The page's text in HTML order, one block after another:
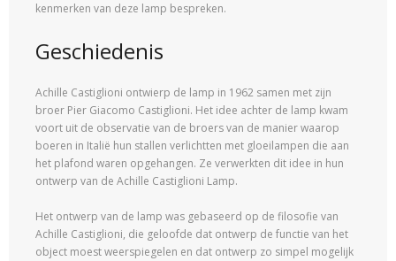
kenmerken van deze lamp bespreken.
Geschiedenis
Achille Castiglioni ontwierp de lamp in 1962 samen met zijn
broer Pier Giacomo Castiglioni. Het idee achter de lamp kwam
voort uit de observatie van de broers van de manier waarop
boeren in Italië hun stallen verlichtten met gloeilampen die aan
het plafond waren opgehangen. Ze verwerkten dit idee in hun
ontwerp van de Achille Castiglioni Lamp.
Het ontwerp van de lamp was gebaseerd op de filosofie van
Achille Castiglioni, die geloofde dat ontwerp de functie van het
object moest weerspiegelen en dat ontwerp zo simpel mogelijk